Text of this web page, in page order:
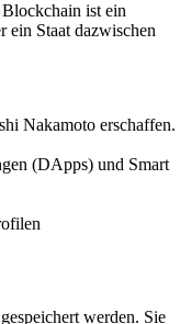
ist ein
ein Staat dazwischen
Nakamoto erschaffen.
(DApps) und Smart
werden. Sie